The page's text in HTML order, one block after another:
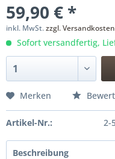
59,90 € *
inkl. MwSt.zzgl. Versandkosten
Sofort versandfertig,
Merken
Artikel-Nr.: 2-
Beschreibung